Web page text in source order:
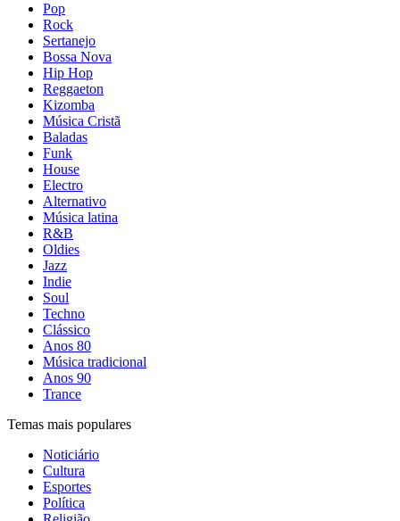
Pop
Rock
Sertanejo
Bossa Nova
Hip Hop
Reggaeton
Kizomba
Música Cristã
Baladas
Funk
House
Electro
Alternativo
Música latina
R&B
Oldies
Jazz
Indie
Soul
Techno
Clássico
Anos 80
Música tradicional
Anos 90
Trance
Temas mais populares
Noticiário
Cultura
Esportes
Política